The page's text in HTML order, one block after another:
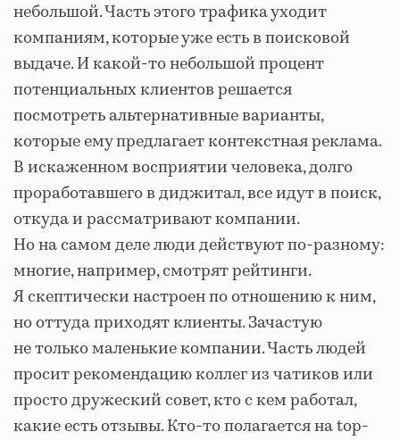
небольшой. Часть этого трафика уходит
компаниям, которые уже есть в поисковой
выдаче. И какой-то небольшой процент
потенциальных клиентов решается
посмотреть альтернативные варианты,
которые ему предлагает контекстная реклама.
В искаженном восприятии человека, долго
проработавшего в диджитал, все идут в поиск,
откуда и рассматривают компании.
Но на самом деле люди действуют по-разному:
многие, например, смотрят рейтинги.
Я скептически настроен по отношению к ним,
но оттуда приходят клиенты. Зачастую
не только маленькие компании. Часть людей
просит рекомендацию коллег из чатиков или
просто дружеский совет, кто с кем работал,
какие есть отзывы. Кто-то полагается на top-